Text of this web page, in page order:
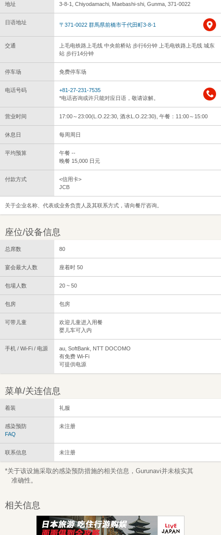
地址 3-8-1, Chiyodamachi, Maebashi-shi, Gunma, 371-0022
日语地址 〒371-0022 群馬県前橋市千代田町3-8-1
交通
上毛电铁路上毛线 中央前桥站 步行6分钟 上毛电铁路上毛线 城东
站 步行14分钟
停车场 免费停车场
电话号码
+81-27-231-7535
*电话咨询或许只能对应日语，敬请谅解。
营业时间 17:00～23:00(L.O.22:30, 酒水L.O.22:30), 午餐：11:00～15:00
休息日 每周周日
平均预算
午餐 --
晚餐 15,000 日元
付款方式
<信用卡>
JCB
关于企业名称、代表或业务负责人及其联系方式，请向餐厅咨询。
座位/设备信息
总席数 80
宴会最大人数 座着时 50
包場人数 20 ~ 50
包房 包房
可带儿童
欢迎儿童进入用餐
婴儿车可入内
手机 / Wi-Fi / 电源
au, SoftBank, NTT DOCOMO
有免费 Wi-Fi
可提供电源
菜单/关连信息
着装 礼服
感染预防
FAQ
未注册
联系信息 未注册
*关于该设施采取的感染预防措施的相关信息，Gurunavi并未核实其
准确性。
相关信息